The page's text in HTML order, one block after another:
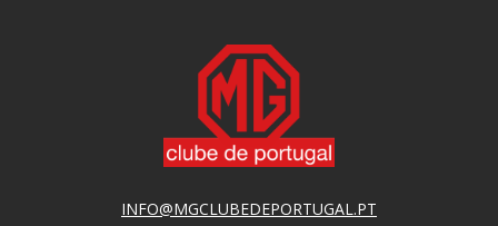
INFO@MGCLUBEDEPORTUGAL.PT